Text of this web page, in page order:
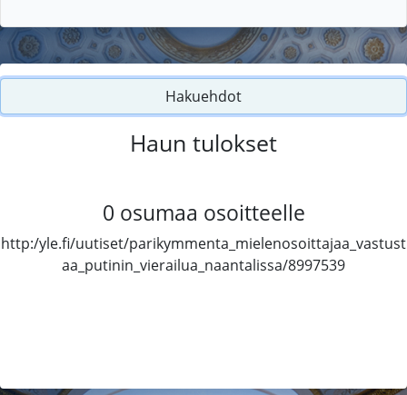
Hakuehdot
Haun tulokset
0 osumaa osoitteelle
http:/yle.fi/uutiset/parikymmenta_mielenosoittajaa_vastust
aa_putinin_vierailua_naantalissa/8997539